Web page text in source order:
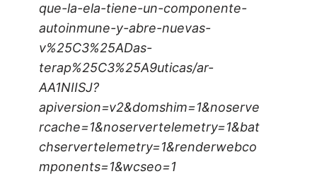
que-la-ela-tiene-un-componente-
autoinmune-y-abre-nuevas-
v%25C3%25ADas-
terap%25C3%25A9uticas/ar-
AA1NIISJ?
apiversion=v2&domshim=1&noserve
rcache=1&noservertelemetry=1&bat
chservertelemetry=1&renderwebco
mponents=1&wcseo=1